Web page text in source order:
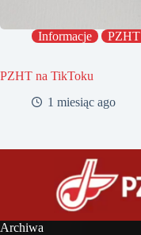
Informacje PZHT
PZHT na TikToku
1 miesiąc ago
Archiwa